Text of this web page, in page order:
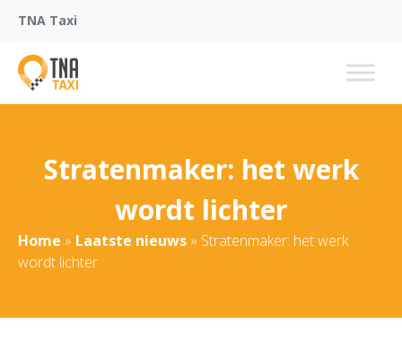
TNA Taxi
Stratenmaker: het werk
wordt lichter
Home » Laatste nieuws » Stratenmaker: het werk
wordt lichter